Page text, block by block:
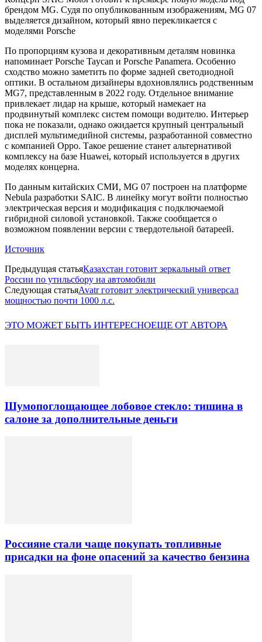
брендом MG. Судя по опубликованным изображениям, MG 07
выделяется дизайном, который явно перекликается с
моделями Porsche
По пропорциям кузова и декоративным деталям новинка
напоминает Porsche Taycan и Porsche Panamera. Особенно
сходство можно заметить по форме задней светодиодной
оптики. В остальном дизайнеры вдохновлялись родственным
MG7, представленным в 2022 году. Отдельное внимание
привлекает лидар на крыше, который намекает на
продвинутый комплекс систем помощи водителю. Интерьер
пока не показали, однако ожидается крупный центральный
дисплей мультимедийной системы, разработанной совместно
с компанией Oppo. Такое решение станет альтернативой
комплексу на базе Huawei, который используется в других
моделях концерна.
По данным китайских СМИ, MG 07 построен на платформе
Nebula разработки SAIC. В линейку могут войти полностью
электрическая версия и модификация с подключаемой
гибридной силовой установкой. Также сообщается о
возможном появлении версии с твердотельной батареей.
Источник
Предыдущая статьяКазахстан готовит зеркальный ответ
России по утильсбору на автомобили
Следующая статьяAvatr готовит электрический универсал
мощностью почти 1000 л.с.
ЭТО МОЖЕТ БЫТЬ ИНТЕРЕСНОЕЩЕ ОТ АВТОРА
Шумопоглощающее лобовое стекло: тишина в
салоне за дополнительные деньги
Россияне стали чаще покупать топливные
присадки на фоне опасений за качество бензина